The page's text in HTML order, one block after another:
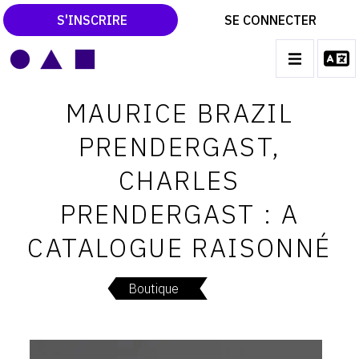
S'INSCRIRE SE CONNECTER
navigation
CATALOGUES RAISONNÉS
LES EXPOSITIONS
LES VERNISSAGES
ARCHIVES DES EXPOSITIONS
ACTUALITÉS DU MONDE DE L'ART
LIBRAIRIE : LIVRES & CATALOGUES
MAURICE BRAZIL
PRENDERGAST,
CHARLES
PRENDERGAST : A
CATALOGUE RAISONNÉ
Boutique